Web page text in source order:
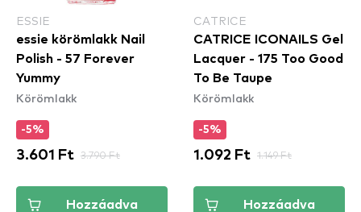
ESSIE
essie körömlakk Nail
Polish - 57 Forever
Yummy
Körömlakk
-5%
3.601 Ft 3.790 Ft
Hozzáadva
CATRICE
CATRICE ICONAILS Gel
Lacquer - 175 Too Good
To Be Taupe
Körömlakk
-5%
1.092 Ft 1.149 Ft
Hozzáadva